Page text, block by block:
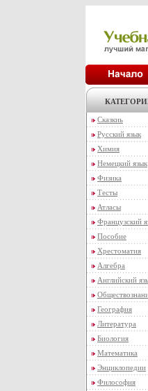
Сказкиь
Русский язык
Химия
Немецкий язык
Физика
Тесты
Атласы
Французский
Пособие
Хрестоматия
Алгебра
Английский
География
Литература
Биология
Математика
Энциклопедии
Философия